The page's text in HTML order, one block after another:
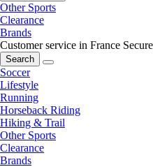
Other Sports
Clearance
Brands
Customer service in France
Search
Soccer
Lifestyle
Running
Horseback Riding
Hiking & Trail
Other Sports
Clearance
Brands